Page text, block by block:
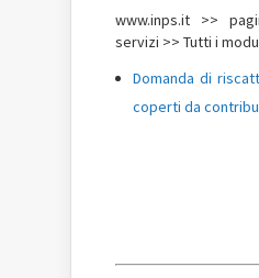
www.inps.it >>
servizi >> Tutti i
Domanda di
coperti da